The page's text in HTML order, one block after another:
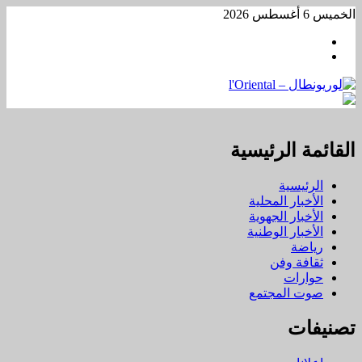
تخطي
المحتوى
الخميس 6 أغسطس 2026
القائمة الرئيسية
الرئيسية
الأخبار المحلية
الأخبار الجهوية
الأخبار الوطنية
رياضة
ثقافة وفن
حوارات
صوت المجتمع
تصنيفات